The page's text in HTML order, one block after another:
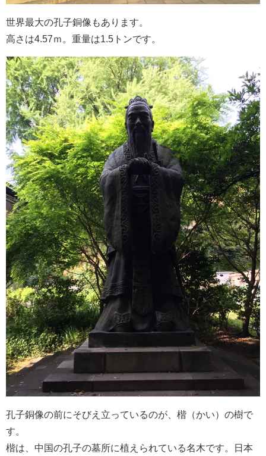
世界最大の孔子銅像もあります。
高さは4.57ｍ。重量は1.5トンです。
孔子銅像の前にそびえ立っているのが、楷（かい）の樹で
す。
楷は、中国の孔子の墓所に植えられている名木です。日本